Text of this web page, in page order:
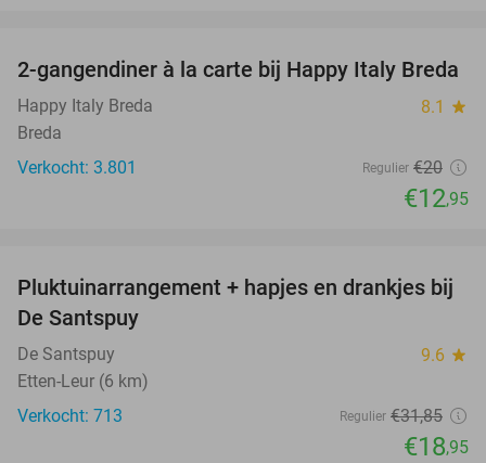
35%
2-gangendiner à la carte bij Happy Italy Breda
Happy Italy Breda 8.1 star
Breda
Verkocht: 3.801
Regulier €20
€12,95
41%
Pluktuinarrangement + hapjes en drankjes bij
De Santspuy
De Santspuy 9.6 star
Etten-Leur (6 km)
Verkocht: 713
Regulier €31,85
€18,95